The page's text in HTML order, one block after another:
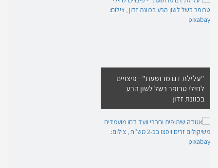
"עלילת דם מרושעת" - פיצויים
לחילי טרופר בשל לשון הרע
בכוונת זדון